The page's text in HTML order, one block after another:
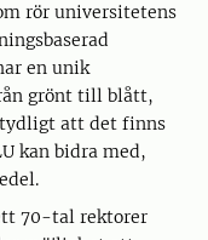
rör universitetens
en unik
grönt till blått,
tydligt att det finns
kan bidra med,
70-tal rektorer